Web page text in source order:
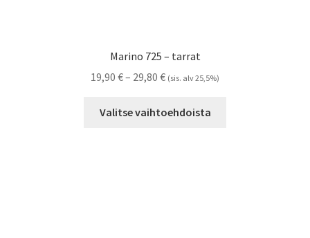
Marino 725 – tarrat
19,90 €– 29,80 €Hintaluokka:
-
(sis. alv 25,5%)
Valitse vaihtoehdoista